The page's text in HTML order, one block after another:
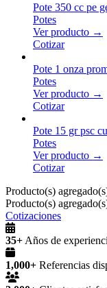
Pote 350 cc pe
Potes
Ver producto →
Cotizar
Pote 1 onza
Potes
Ver producto →
Cotizar
Pote 15 gr psc
Potes
Ver producto →
Cotizar
Producto(s)
Producto(s)
Cotizaciones
35+ Años de
1,000+ Referencias